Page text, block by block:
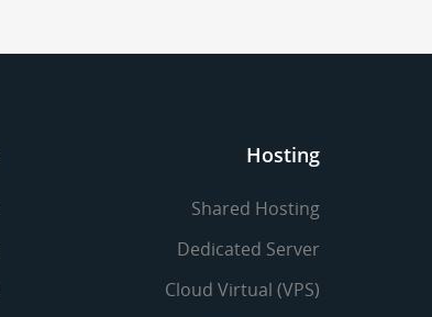
Hosting
Shared Hosting
Dedicated Server
Cloud Virtual (VPS)